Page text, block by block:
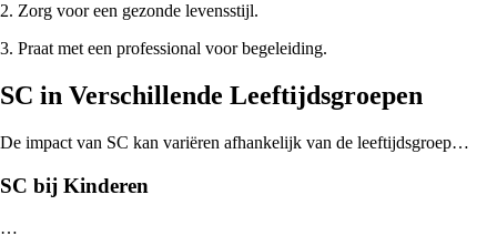
2. Zorg voor een gezonde levensstijl.
3. Praat met een professional voor begeleiding.
SC in Verschillende Leeftijdsgroepen
De impact van SC kan variëren afhankelijk van de leeftijdsgroep…
SC bij Kinderen
…